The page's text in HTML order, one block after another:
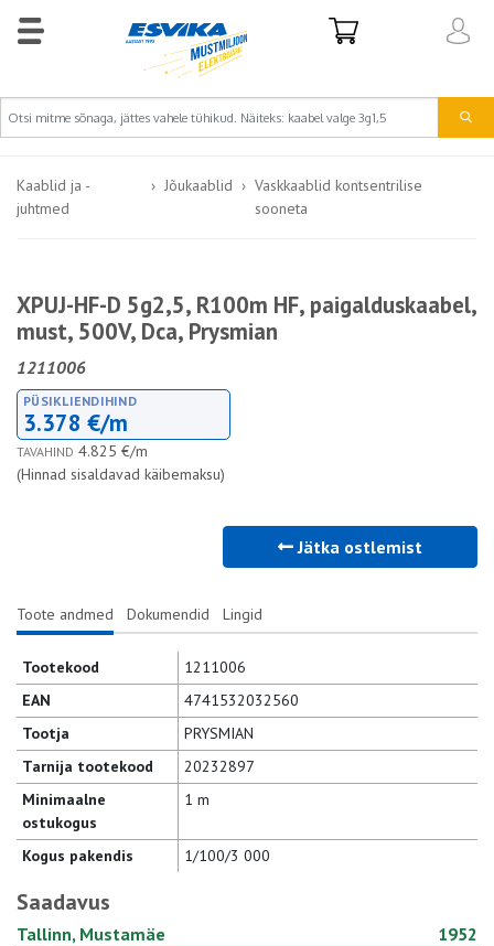
Kaablid ja -
juhtmed
Jõukaablid
Vaskkaablid kontsentrilise
sooneta
XPUJ-HF-D 5g2,5, R100m HF, paigalduskaabel,
must, 500V, Dca, Prysmian
1211006
PÜSIKLIENDIHIND
3.378 €/m
TAVAHIND 4.825 €/m
(Hinnad sisaldavad käibemaksu)
Jätka ostlemist
Toote andmed Dokumendid Lingid
Tootekood
1211006
EAN
4741532032560
Tootja
PRYSMIAN
Tarnija tootekood
20232897
Minimaalne
ostukogus
1 m
Kogus pakendis 1/100/3 000
Saadavus
Tallinn, Mustamäe
1952